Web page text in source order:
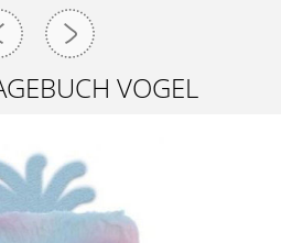
VOGEL